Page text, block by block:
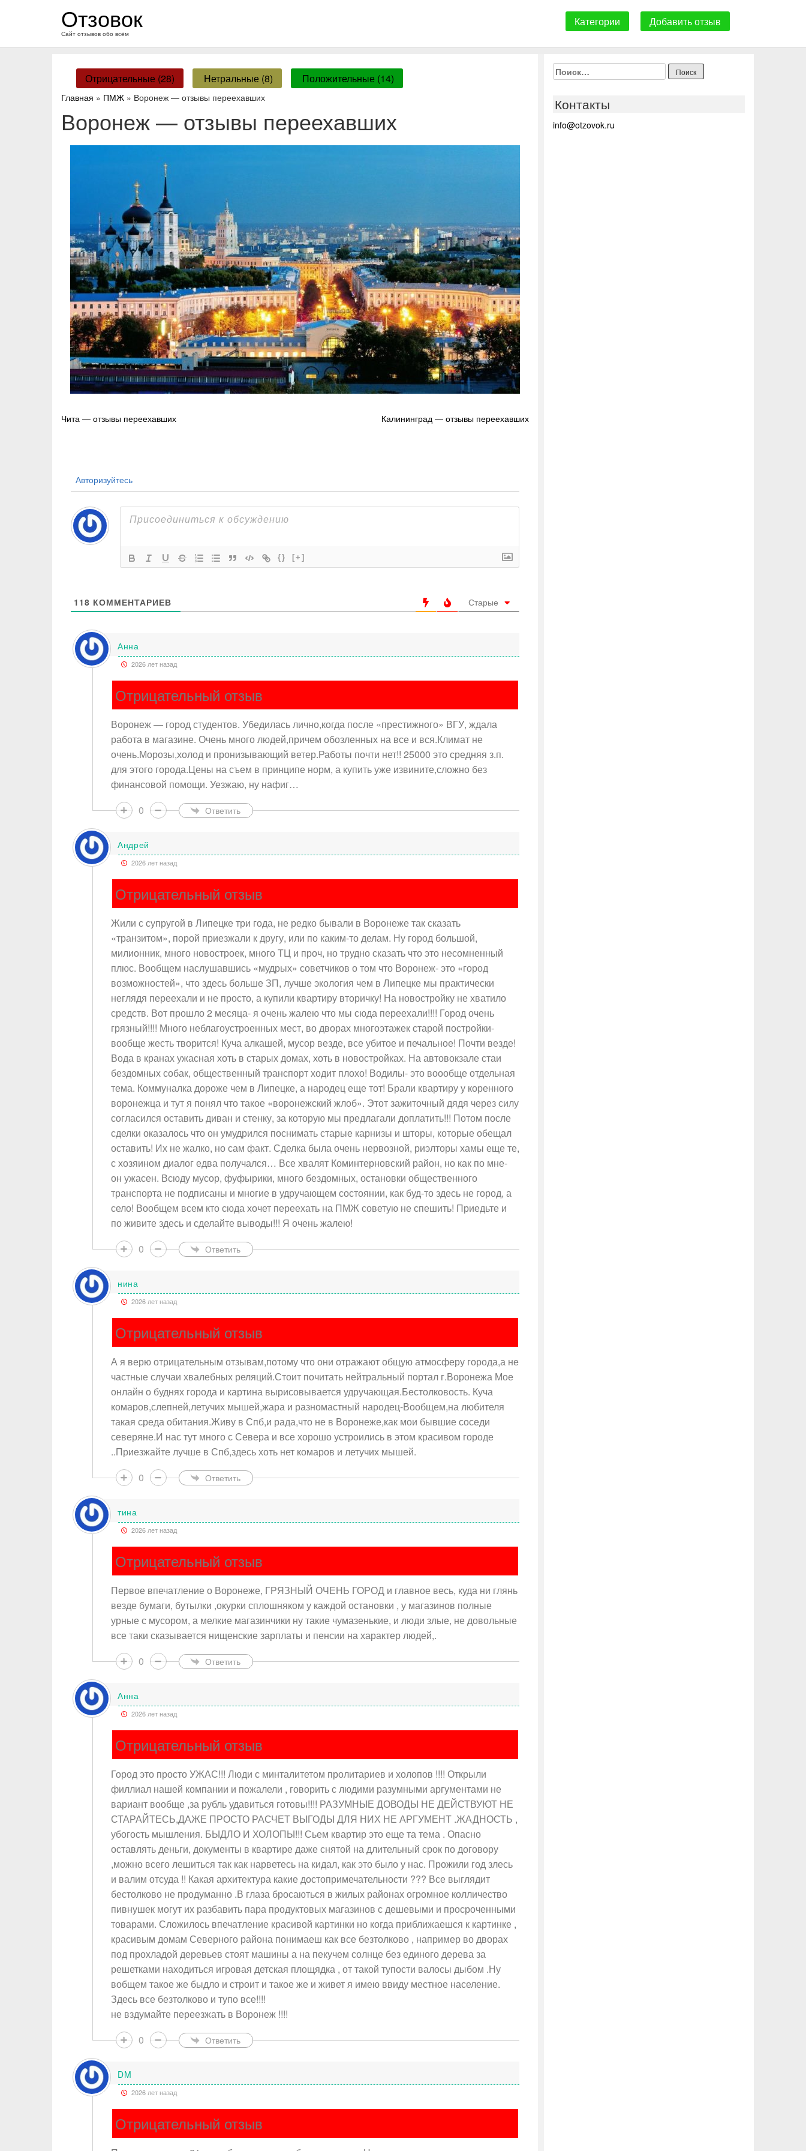
Отзовок
Сайт отзывов обо всём
Категории Добавить отзыв
Отрицательные (28) Нетральные (8) Положительные (14)
Главная » ПМЖ » Воронеж — отзывы переехавших
Воронеж — отзывы переехавших
Навигация
Чита — отзывы переехавших Калининград — отзывы переехавших
Авторизуйтесь
{} [+]
118 КОММЕНТАРИЕВ Старые
Анна
2026 лет назад
Отрицательный отзыв
Воронеж — город студентов. Убедилась лично,когда после «престижного» ВГУ, ждала
работа в магазине. Очень много людей,причем обозленных на все и вся.Климат не
очень.Морозы,холод и пронизывающий ветер.Работы почти нет!! 25000 это средняя з.п.
для этого города.Цены на съем в принципе норм, а купить уже извините,сложно без
финансовой помощи. Уезжаю, ну нафиг…
0
Ответить
Андрей
2026 лет назад
Отрицательный отзыв
Жили с супругой в Липецке три года, не редко бывали в Воронеже так сказать
«транзитом», порой приезжали к другу, или по каким-то делам. Ну город большой,
милионник, много новостроек, много ТЦ и проч, но трудно сказать что это несомненный
плюс. Вообщем наслушавшись «мудрых» советчиков о том что Воронеж- это «город
возможностей», что здесь больше ЗП, лучше экология чем в Липецке мы практически
неглядя переехали и не просто, а купили квартиру вторичку! На новостройку не хватило
средств. Вот прошло 2 месяца- я очень жалею что мы сюда переехали!!!! Город очень
грязный!!!! Много неблагоустроенных мест, во дворах многоэтажек старой постройки-
вообще жесть творится! Куча алкашей, мусор везде, все убитое и печальное! Почти везде!
Вода в кранах ужасная хоть в старых домах, хоть в новостройках. На автовокзале стаи
бездомных собак, общественный транспорт ходит плохо! Водилы- это воообще отдельная
тема. Коммуналка дороже чем в Липецке, а народец еще тот! Брали квартиру у коренного
воронежца и тут я понял что такое «воронежский жлоб». Этот зажиточный дядя через силу
согласился оставить диван и стенку, за которую мы предлагали доплатить!!! Потом после
сделки оказалось что он умудрился поснимать старые карнизы и шторы, которые обещал
оставить! Их не жалко, но сам факт. Сделка была очень нервозной, риэлторы хамы еще те,
с хозяином диалог едва получался… Все хвалят Коминтерновский район, но как по мне-
он ужасен. Всюду мусор, фуфырики, много бездомных, остановки общественного
транспорта не подписаны и многие в удручающем состоянии, как буд-то здесь не город, а
село! Вообщем всем кто сюда хочет переехать на ПМЖ советую не спешить! Приедьте и
по живите здесь и сделайте выводы!!! Я очень жалею!
0
Ответить
нина
2026 лет назад
Отрицательный отзыв
А я верю отрицательным отзывам,потому что они отражают общую атмосферу города,а не
частные случаи хвалебных реляций.Стоит почитать нейтральный портал г.Воронежа Мое
онлайн о буднях города и картина вырисовывается удручающая.Бестолковость. Куча
комаров,слепней,летучих мышей,жара и разномастный народец-Вообщем,на любителя
такая среда обитания.Живу в Спб,и рада,что не в Воронеже,как мои бывшие соседи
северяне.И нас тут много с Севера и все хорошо устроились в этом красивом городе
..Приезжайте лучше в Спб,здесь хоть нет комаров и летучих мышей.
0
Ответить
тина
2026 лет назад
Отрицательный отзыв
Первое впечатление о Воронеже, ГРЯЗНЫЙ ОЧЕНЬ ГОРОД и главное весь, куда ни глянь
везде бумаги, бутылки ,окурки сплошняком у каждой остановки , у магазинов полные
урные с мусором, а мелкие магазинчики ну такие чумазенькие, и люди злые, не довольные
все таки сказывается нищенские зарплаты и пенсии на характер людей,.
0
Ответить
Анна
2026 лет назад
Отрицательный отзыв
Город это просто УЖАС!!! Люди с минталитетом пролитариев и холопов !!!! Открыли
филлиал нашей компании и пожалели , говорить с людими разумными аргументами не
вариант вообще ,за рубль удавиться готовы!!!! РАЗУМНЫЕ ДОВОДЫ НЕ ДЕЙСТВУЮТ НЕ
СТАРАЙТЕСЬ,ДАЖЕ ПРОСТО РАСЧЕТ ВЫГОДЫ ДЛЯ НИХ НЕ АРГУМЕНТ .ЖАДНОСТЬ ,
убогость мышления. БЫДЛО И ХОЛОПЫ!!! Сьем квартир это еще та тема . Опасно
оставлять деньги, документы в квартире даже снятой на длительный срок по договору
,можно всего лешиться так как нарветесь на кидал, как это было у нас. Прожили год злесь
и валим отсуда !! Какая архитектура какие достопримечательности ??? Все выглядит
бестолково не продуманно .В глаза бросаються в жилых районах огромное колличество
пивнушек могут их разбавить пара продуктовых магазинов с дешевыми и просроченными
товарами. Сложилось впечатление красивой картинки но когда приближаешся к картинке ,
красивым домам Северного района понимаеш как все безтолково , например во дворах
под прохладой деревьев стоят машины а на пекучем солнце без единого дерева за
решетками находиться игровая детская площядка , от такой тупости валосы дыбом .Ну
вобщем такое же быдло и строит и такое же и живет я имею ввиду местное население.
Здесь все безтолково и тупо все!!!!
не вздумайте переезжать в Воронеж !!!!
0
Ответить
DM
2026 лет назад
Отрицательный отзыв
Найти:
Контакты
info@otzovok.ru
Добавить отзыв
Ваше имя (обязательно)
Тип отзыва
Сообщение